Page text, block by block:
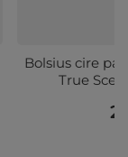
Bolsius cire
True